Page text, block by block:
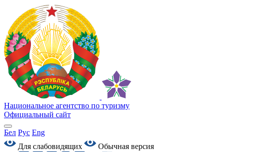
Национальное агентство по туризму
Официальный сайт
Бел Рус Eng
Для слабовидящих
Обычная версия